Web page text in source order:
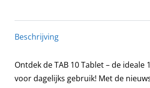
4GB
ram
160GB
Opslag
Beschrijving
Ontdek de TAB 10 Tablet – de ideale
voor dagelijks gebruik! Met de